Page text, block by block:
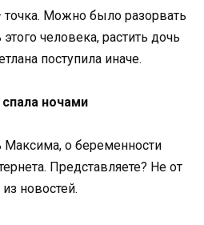
точка. Можно было разорвать
человека, растить дочь
поступила иначе.
ночами
Максима, о беременности
Представляете? Не от
новостей.